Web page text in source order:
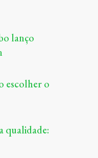
lanço
escolher o
qualidade: